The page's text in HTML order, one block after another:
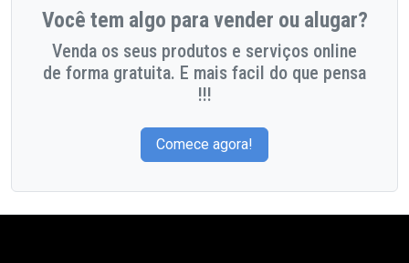
Você tem algo para vender ou alugar?
Venda os seus produtos e serviços online
de forma gratuita. E mais facil do que pensa
!!!
Comece agora!